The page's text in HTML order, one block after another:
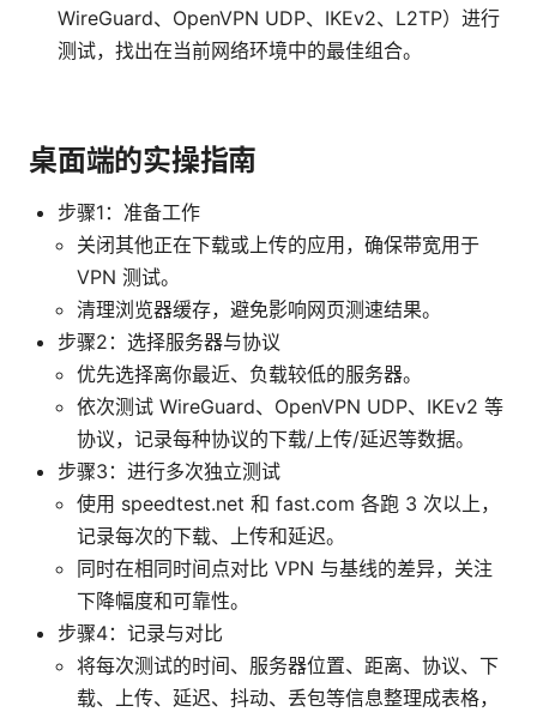
WireGuard、OpenVPN UDP、IKEv2、L2TP）进行
测试，找出在当前网络环境中的最佳组合。
桌面端的实操指南
步骤1：准备工作
关闭其他正在下载或上传的应用，确保带宽用于
VPN 测试。
清理浏览器缓存，避免影响网页测速结果。
步骤2：选择服务器与协议
优先选择离你最近、负载较低的服务器。
依次测试 WireGuard、OpenVPN UDP、IKEv2 等
协议，记录每种协议的下载/上传/延迟等数据。
步骤3：进行多次独立测试
使用 speedtest.net 和 fast.com 各跑 3 次以上，
记录每次的下载、上传和延迟。
同时在相同时间点对比 VPN 与基线的差异，关注
下降幅度和可靠性。
步骤4：记录与对比
将每次测试的时间、服务器位置、距离、协议、下
载、上传、延迟、抖动、丢包等信息整理成表格，